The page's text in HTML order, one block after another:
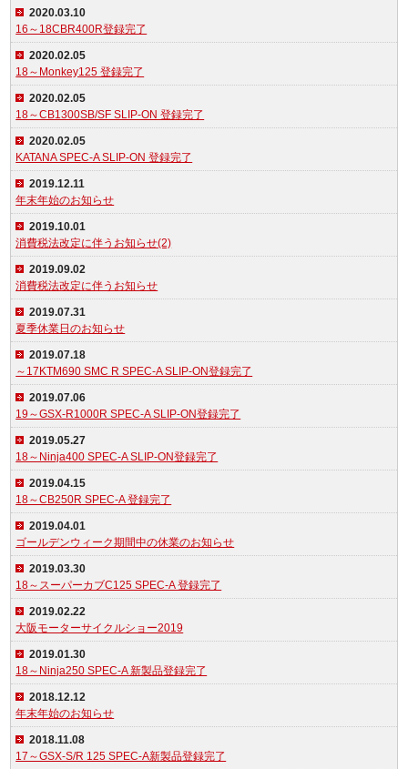
2020.03.10
16～18CBR400R登録完了
2020.02.05
18～Monkey125 登録完了
2020.02.05
18～CB1300SB/SF SLIP-ON 登録完了
2020.02.05
KATANA SPEC-A SLIP-ON 登録完了
2019.12.11
年末年始のお知らせ
2019.10.01
消費税法改定に伴うお知らせ(2)
2019.09.02
消費税法改定に伴うお知らせ
2019.07.31
夏季休業日のお知らせ
2019.07.18
～17KTM690 SMC R SPEC-A SLIP-ON登録完了
2019.07.06
19～GSX-R1000R SPEC-A SLIP-ON登録完了
2019.05.27
18～Ninja400 SPEC-A SLIP-ON登録完了
2019.04.15
18～CB250R SPEC-A 登録完了
2019.04.01
ゴールデンウィーク期間中の休業のお知らせ
2019.03.30
18～スーパーカブC125 SPEC-A 登録完了
2019.02.22
大阪モーターサイクルショー2019
2019.01.30
18～Ninja250 SPEC-A 新製品登録完了
2018.12.12
年末年始のお知らせ
2018.11.08
17～GSX-S/R 125 SPEC-A新製品登録完了